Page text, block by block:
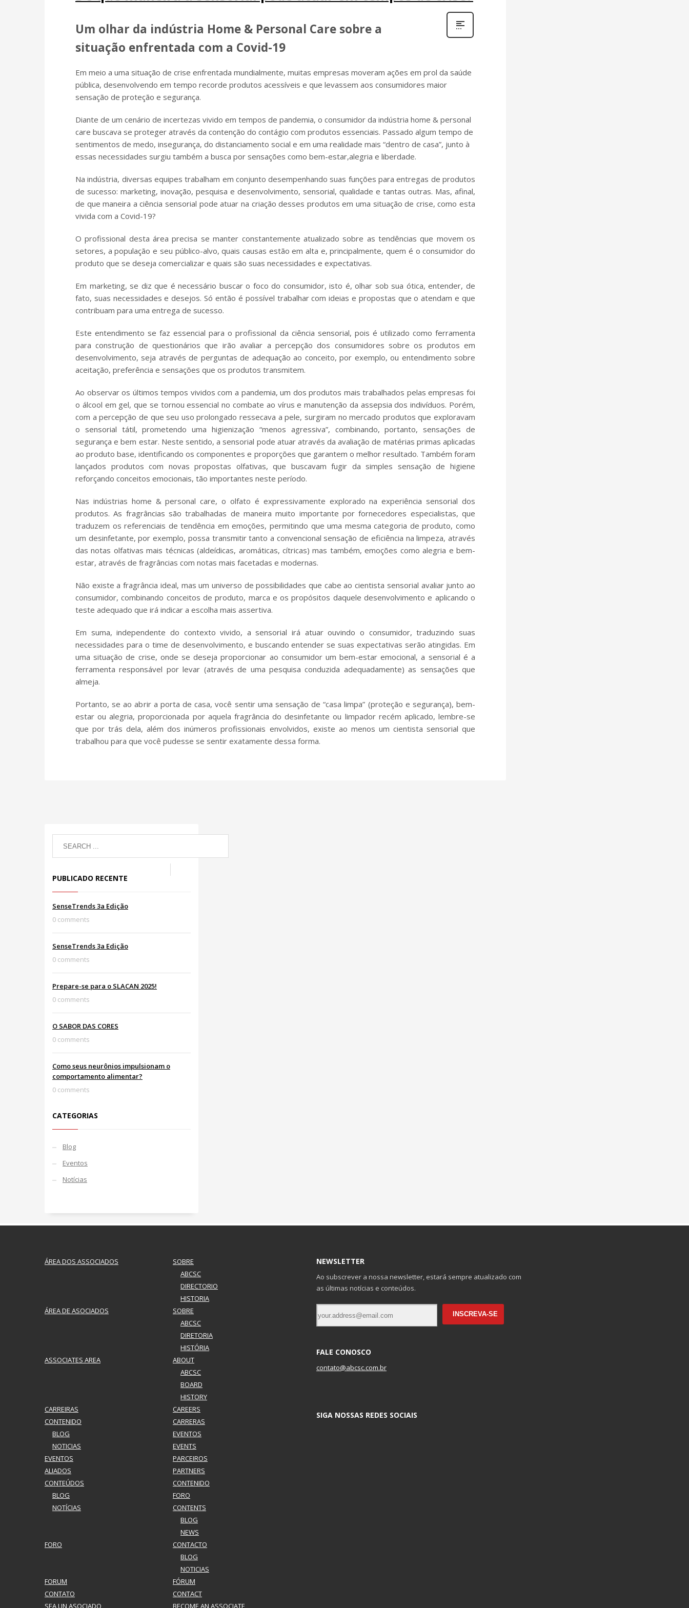
Um olhar da indústria Home & Personal Care sobre a
situação enfrentada com a Covid-19
Em meio a uma situação de crise enfrentada mundialmente, muitas empresas moveram ações em prol da saúde
pública, desenvolvendo em tempo recorde produtos acessíveis e que levassem aos consumidores maior
sensação de proteção e segurança.
Diante de um cenário de incertezas vivido em tempos de pandemia, o consumidor da indústria home & personal
care buscava se proteger através da contenção do contágio com produtos essenciais. Passado algum tempo de
sentimentos de medo, insegurança, do distanciamento social e em uma realidade mais “dentro de casa”, junto à
essas necessidades surgiu também a busca por sensações como bem-estar,alegria e liberdade.
Na indústria, diversas equipes trabalham em conjunto desempenhando suas funções para entregas de produtos
de sucesso: marketing, inovação, pesquisa e desenvolvimento, sensorial, qualidade e tantas outras. Mas, afinal,
de que maneira a ciência sensorial pode atuar na criação desses produtos em uma situação de crise, como esta
vivida com a Covid-19?
O profissional desta área precisa se manter constantemente atualizado sobre as tendências que movem os
setores, a população e seu público-alvo, quais causas estão em alta e, principalmente, quem é o consumidor do
produto que se deseja comercializar e quais são suas necessidades e expectativas.
Em marketing, se diz que é necessário buscar o foco do consumidor, isto é, olhar sob sua ótica, entender, de
fato, suas necessidades e desejos. Só então é possível trabalhar com ideias e propostas que o atendam e que
contribuam para uma entrega de sucesso.
Este entendimento se faz essencial para o profissional da ciência sensorial, pois é utilizado como ferramenta
para construção de questionários que irão avaliar a percepção dos consumidores sobre os produtos em
desenvolvimento, seja através de perguntas de adequação ao conceito, por exemplo, ou entendimento sobre
aceitação, preferência e sensações que os produtos transmitem.
Ao observar os últimos tempos vividos com a pandemia, um dos produtos mais trabalhados pelas empresas foi
o álcool em gel, que se tornou essencial no combate ao vírus e manutenção da assepsia dos indivíduos. Porém,
com a percepção de que seu uso prolongado ressecava a pele, surgiram no mercado produtos que exploravam
o sensorial tátil, prometendo uma higienização “menos agressiva”, combinando, portanto, sensações de
segurança e bem estar. Neste sentido, a sensorial pode atuar através da avaliação de matérias primas aplicadas
ao produto base, identificando os componentes e proporções que garantem o melhor resultado. Também foram
lançados produtos com novas propostas olfativas, que buscavam fugir da simples sensação de higiene
reforçando conceitos emocionais, tão importantes neste período.
Nas indústrias home & personal care, o olfato é expressivamente explorado na experiência sensorial dos
produtos. As fragrâncias são trabalhadas de maneira muito importante por fornecedores especialistas, que
traduzem os referenciais de tendência em emoções, permitindo que uma mesma categoria de produto, como
um desinfetante, por exemplo, possa transmitir tanto a convencional sensação de eficiência na limpeza, através
das notas olfativas mais técnicas (aldeídicas, aromáticas, cítricas) mas também, emoções como alegria e bem-
estar, através de fragrâncias com notas mais facetadas e modernas.
Não existe a fragrância ideal, mas um universo de possibilidades que cabe ao cientista sensorial avaliar junto ao
consumidor, combinando conceitos de produto, marca e os propósitos daquele desenvolvimento e aplicando o
teste adequado que irá indicar a escolha mais assertiva.
Em suma, independente do contexto vivido, a sensorial irá atuar ouvindo o consumidor, traduzindo suas
necessidades para o time de desenvolvimento, e buscando entender se suas expectativas serão atingidas. Em
uma situação de crise, onde se deseja proporcionar ao consumidor um bem-estar emocional, a sensorial é a
ferramenta responsável por levar (através de uma pesquisa conduzida adequadamente) as sensações que
almeja.
Portanto, se ao abrir a porta de casa, você sentir uma sensação de “casa limpa” (proteção e segurança), bem-
estar ou alegria, proporcionada por aquela fragrância do desinfetante ou limpador recém aplicado, lembre-se
que por trás dela, além dos inúmeros profissionais envolvidos, existe ao menos um cientista sensorial que
trabalhou para que você pudesse se sentir exatamente dessa forma.
PUBLICADO RECENTE
SenseTrends 3a Edição
0 comments
SenseTrends 3a Edição
0 comments
Prepare-se para o SLACAN 2025!
0 comments
O SABOR DAS CORES
0 comments
Como seus neurônios impulsionam o
comportamento alimentar?
0 comments
CATEGORIAS
Blog
Eventos
Notícias
ÁREA DOS ASSOCIADOS
SOBRE
ABCSC
DIRECTORIO
HISTORIA
ÁREA DE ASOCIADOS
SOBRE
ABCSC
DIRETORIA
HISTÓRIA
ASSOCIATES AREA
ABOUT
ABCSC
BOARD
HISTORY
CARREIRAS
CAREERS
CONTENIDO
BLOG
NOTICIAS
CARRERAS
EVENTOS
EVENTS
EVENTOS
PARCEIROS
ALIADOS
PARTNERS
CONTEÚDOS
BLOG
NOTÍCIAS
CONTENIDO
FORO
CONTENTS
BLOG
NEWS
FORO
CONTACTO
BLOG
NOTICIAS
FORUM
FÓRUM
CONTATO
CONTACT
SEA UN ASOCIADO
BECOME AN ASSOCIATE
NEWSLETTER
Ao subscrever a nossa newsletter, estará sempre atualizado com
as últimas notícias e conteúdos.
FALE CONOSCO
contato@abcsc.com.br
SIGA NOSSAS REDES SOCIAIS